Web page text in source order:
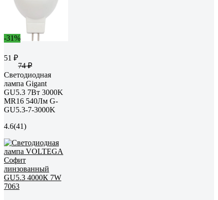
-31%
51 ₽
74 ₽
Светодиодная
лампа Gigant
GU5.3 7Вт 3000K
MR16 540Лм G-
GU5.3-7-3000K
4.6(41)